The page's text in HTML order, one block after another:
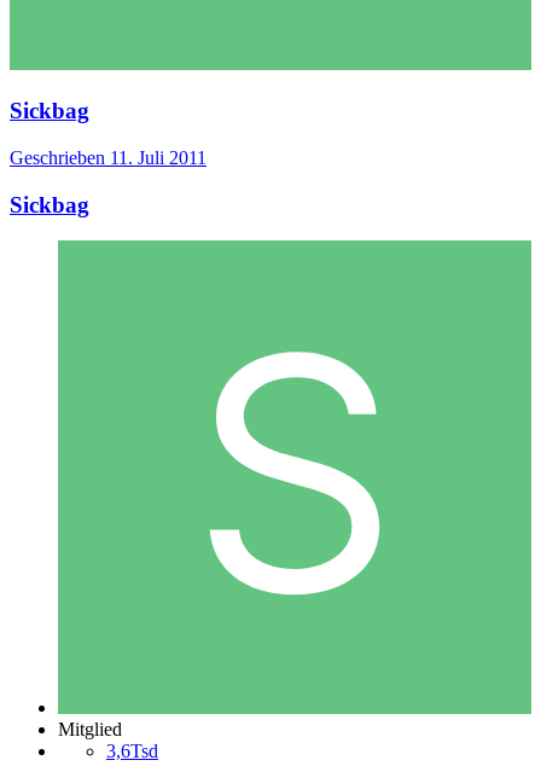
Sickbag
Geschrieben 11. Juli 2011
Sickbag
Mitglied
3,6Tsd